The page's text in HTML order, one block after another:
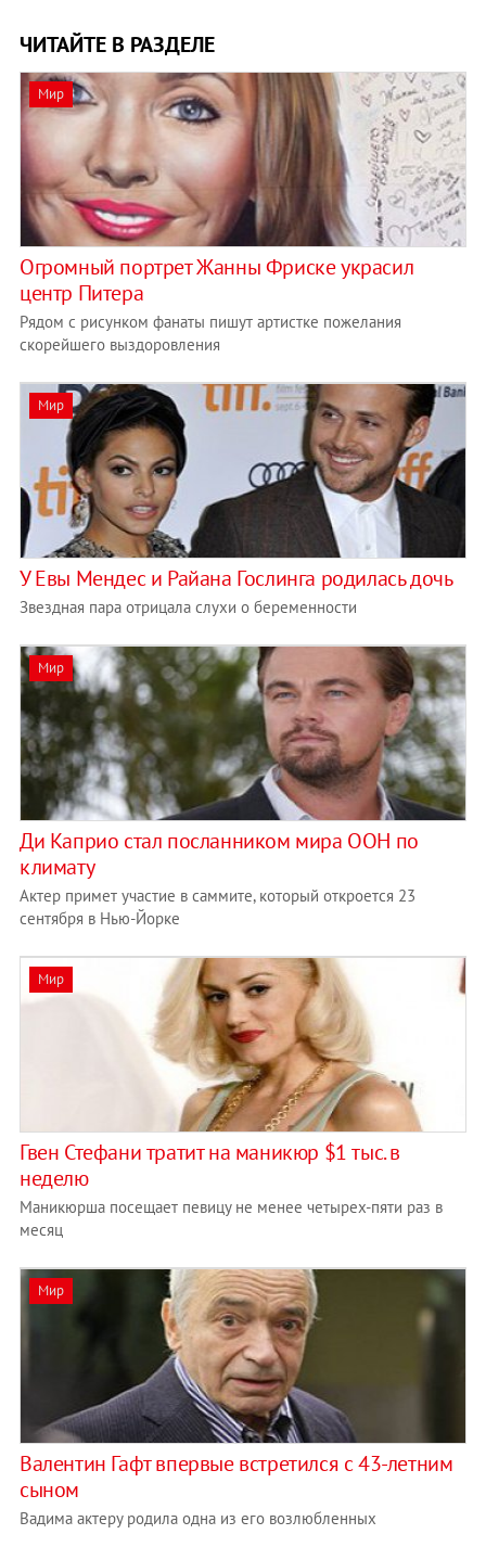
ЧИТАЙТЕ В РАЗДЕЛЕ
Мир
Огромный портрет Жанны Фриске украсил
центр Питера
Рядом с рисунком фанаты пишут артистке пожелания
скорейшего выздоровления
Мир
У Евы Мендес и Райана Гослинга родилась дочь
Звездная пара отрицала слухи о беременности
Мир
Ди Каприо стал посланником мира ООН по
климату
Актер примет участие в саммите, который откроется 23
сентября в Нью-Йорке
Мир
Гвен Стефани тратит на маникюр $1 тыс. в
неделю
Маникюрша посещает певицу не менее четырех-пяти раз в
месяц
Мир
Валентин Гафт впервые встретился с 43-летним
сыном
Вадима актеру родила одна из его возлюбленных